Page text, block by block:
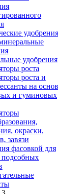
удобрения
удобрения
роста
роста и
на
и гуминовых
окраски,
завязи
фасовкой для